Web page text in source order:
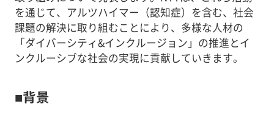
を通じて、アルツハイマー（認知症）を含む、社会
課題の解決に取り組むことにより、多様な人材の
「ダイバーシティ&インクルージョン」の推進とイ
ンクルーシブな社会の実現に貢献していきます。
■背景